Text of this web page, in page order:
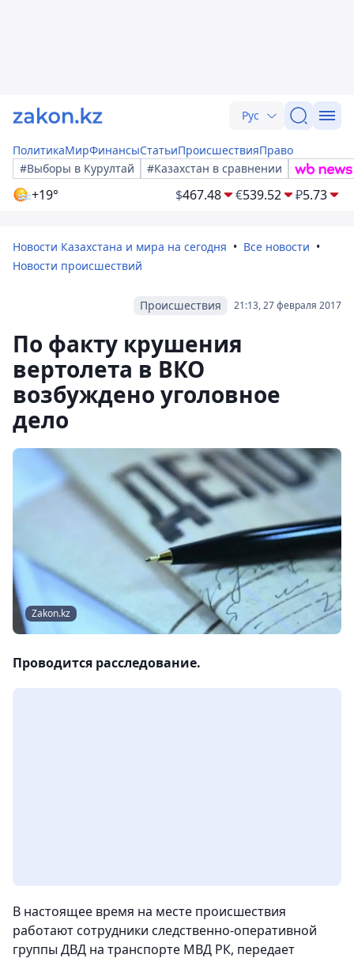
Рус
ПолитикаМирФинансыСтатьиПроисшествияПраво
#Выборы в Курултай
#Казахстан в сравнении
+19° $467.48 €539.52 ₽5.73
Новости Казахстана и мира на сегодня
Все новости
Новости происшествий
21:13, 27 февраля 2017
Происшествия
По факту крушения
вертолета в ВКО
возбуждено уголовное
дело
Zakon.kz
Проводится расследование.
В настоящее время на месте происшествия
работают сотрудники следственно-оперативной
группы ДВД на транспорте МВД РК, передает